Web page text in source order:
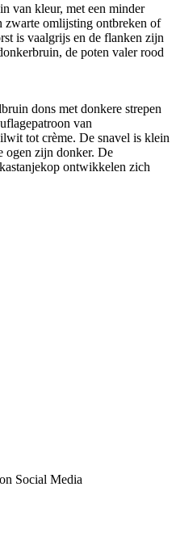
van kleur, met een minder
zwarte omlijsting ontbreken of
is vaalgrijs en de flanken zijn
de poten valer rood
dons met donkere strepen
van
tot crème. De snavel is klein
ogen zijn donker. De
ontwikkelen zich
Social Media